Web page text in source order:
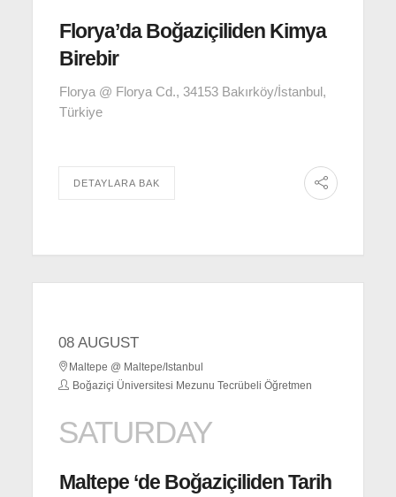
Florya’da Boğaziçiliden Kimya
Birebir
Florya @ Florya Cd., 34153 Bakırköy/İstanbul,
Türkiye
DETAYLARA BAK
08 AUGUST
Maltepe @ Maltepe/Istanbul
Boğaziçi Üniversitesi Mezunu Tecrübeli Öğretmen
SATURDAY
Maltepe ‘de Boğaziçiliden Tarih